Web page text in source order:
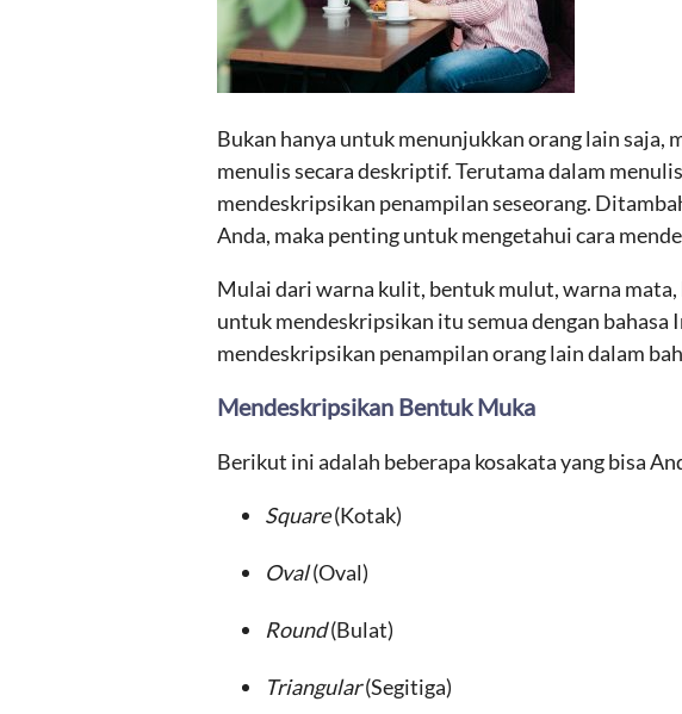
Bukan hanya untuk menunjukkan orang lain saja,
menulis secara deskriptif. Terutama dalam
mendeskripsikan penampilan seseorang.
Anda, maka penting untuk mengetahui cara
Mulai dari warna kulit, bentuk mulut, warna mata,
untuk mendeskripsikan itu semua dengan
mendeskripsikan penampilan orang lain dalam
Mendeskripsikan Bentuk Muka
Berikut ini adalah beberapa kosakata yang bisa
Square(Kotak)
Oval(Oval)
Round(Bulat)
Triangular(Segitiga)